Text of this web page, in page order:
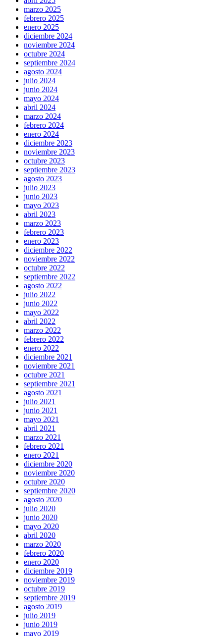
marzo 2025
febrero 2025
enero 2025
diciembre 2024
noviembre 2024
octubre 2024
septiembre 2024
agosto 2024
julio 2024
junio 2024
mayo 2024
abril 2024
marzo 2024
febrero 2024
enero 2024
diciembre 2023
noviembre 2023
octubre 2023
septiembre 2023
agosto 2023
julio 2023
junio 2023
mayo 2023
abril 2023
marzo 2023
febrero 2023
enero 2023
diciembre 2022
noviembre 2022
octubre 2022
septiembre 2022
agosto 2022
julio 2022
junio 2022
mayo 2022
abril 2022
marzo 2022
febrero 2022
enero 2022
diciembre 2021
noviembre 2021
octubre 2021
septiembre 2021
agosto 2021
julio 2021
junio 2021
mayo 2021
abril 2021
marzo 2021
febrero 2021
enero 2021
diciembre 2020
noviembre 2020
octubre 2020
septiembre 2020
agosto 2020
julio 2020
junio 2020
mayo 2020
abril 2020
marzo 2020
febrero 2020
enero 2020
diciembre 2019
noviembre 2019
octubre 2019
septiembre 2019
agosto 2019
julio 2019
junio 2019
mayo 2019